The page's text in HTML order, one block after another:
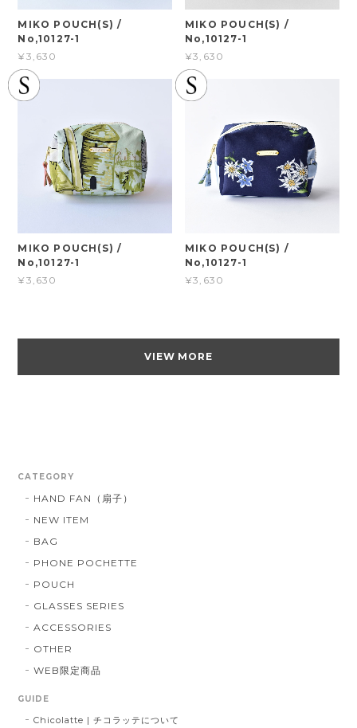
MIKO POUCH(S) /
No,10127-1
¥3,630
MIKO POUCH(S) /
No,10127-1
¥3,630
MIKO POUCH(S) /
No,10127-1
¥3,630
MIKO POUCH(S) /
No,10127-1
¥3,630
VIEW MORE
CATEGORY
HAND FAN（扇子）
NEW ITEM
BAG
PHONE POCHETTE
POUCH
GLASSES SERIES
ACCESSORIES
OTHER
WEB限定商品
GUIDE
Chicolatte | チコラッテについて